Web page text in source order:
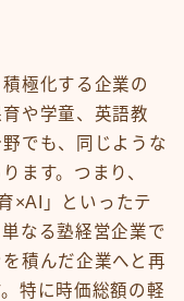
極化する企業の
や学童、英語教
でも、同じような
ます。つまり、
×AI」といったテ
なる塾経営企業で
積んだ企業へと再
特に時価総額の軽